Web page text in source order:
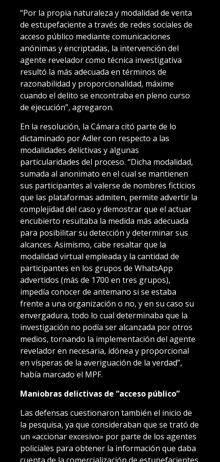
“Por la propia naturaleza y modalidad de venta
de estupefaciente a través de redes sociales de
acceso público mediante comunicaciones
anónimas y encriptadas, la intervención del
agente revelador como técnica investigativa
resultó la más adecuada en términos de
razonabilidad y proporcionalidad, máxime
cuando el delito se encontraba en pleno curso
de ejecución”, agregaron.
En la resolución, la Cámara citó parte de lo
dictaminado por Adler con respecto a las
modalidades delictivas y algunas
particularidades del proceso. “Dicha modalidad,
sumada al anonimato en el cual se mantienen
sus participantes al valerse de nombres ficticios
que las plataformas admiten, permite advertir la
complejidad del caso y demostrar que el actuar
encubierto resultaba la medida más adecuada
para posibilitar su detección y determinar sus
alcances. Asimismo, cabe resaltar que la
modalidad virtual empleada y la cantidad de
participantes en los grupos de WhatsApp
advertidos (más de 1700 en tres grupos),
impedía conocer de antemano si se estaba
frente a una organización o no, y en su caso su
envergadura, todo lo cual determinaba que la
investigación no podía ser alcanzada por otros
medios, tornando la implementación del agente
revelador en necesaria, idónea y proporcional
en vísperas de la averiguación de la verdad”,
había marcado el MPF.
Maniobras delictivas de “acceso público”
Las defensas cuestionaron también el inicio de
la pesquisa, ya que consideraban que se trató de
un «accionar excesivo» por parte de los agentes
policiales para obtener la información que daba